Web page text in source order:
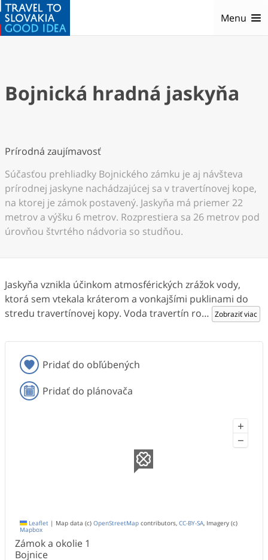
Menu
Bojnická hradná jaskyňa
Prírodná zaujímavosť
Súčasťou prehliadky Bojnického zámku je aj návšteva
prírodnej jaskyne nachádzajúcej sa v travertínovej kope,
na ktorej je zámok postavený. Jaskyňa má priemer 22
metrov a výšku 6 metrov. Rozprestiera sa 26 metrov pod
úrovňou štvrtého nádvoria so studňou.
Jaskyňa vznikla účinkom atmosférických zrážok vody,
ktorá sem vtekala kráterom a vonkajšími puklinami do
stredu travertínovej kopy. Voda travertín ro… Zobraziť viac
Pridať do obľúbených
Pridať do plánovača
+
−
Leaflet | Map data (c) OpenStreetMap contributors, CC-BY-SA, Imagery (c)
Mapbox
Zámok a okolie 1
Bojnice